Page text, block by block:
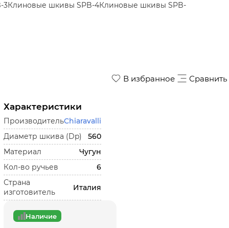
3Клиновые шкивы SPB-4Клиновые шкивы SPB-
В избранное Сравнить
Характеристики
ПроизводительChiaravalli
Диаметр шкива (Dp)
560
Материал
Чугун
Кол-во ручьев
6
Страна
изготовитель
Италия
Наличие